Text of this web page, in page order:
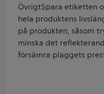
ÖvrigtSpara etiketten
hela produktens
på produkten, såsom
minska det
försämra plaggets